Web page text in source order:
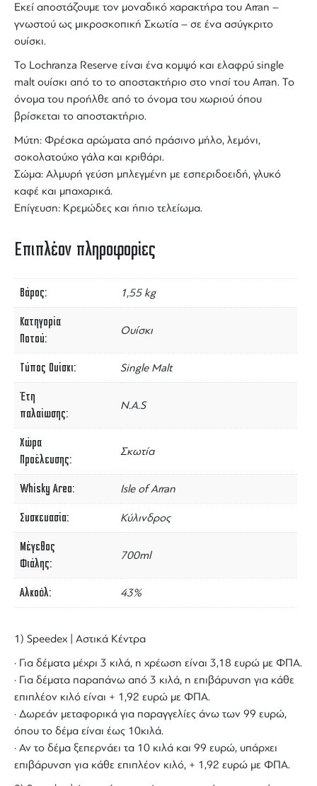
Εκεί αποστάζουμε τον μοναδικό χαρακτήρα του Arran –
γνωστού ως μικροσκοπική Σκωτία – σε ένα ασύγκριτο
ουίσκι.
To Lochranza Reserve είναι ένα κομψό και ελαφρύ single
malt ουίσκι από το το αποστακτήριο στο νησί του Arran. Το
όνομα του προήλθε από το όνομα του χωριού όπου
βρίσκεται το αποστακτήριο.
Μύτη: Φρέσκα αρώματα από πράσινο μήλο, λεμόνι,
σοκολατούχο γάλα και κριθάρι.
Σώμα: Αλμυρή γεύση μπλεγμένη με εσπεριδοειδή, γλυκό
καφέ και μπαχαρικά.
Επίγευση: Κρεμώδες και ήπιο τελείωμα.
Επιπλέον πληροφορίες
Βάρος 1,55 kg
Κατηγορία
Ποτού
Ουίσκι
Τύπος Ουίσκι Single Malt
Έτη
παλαίωσης
N.A.S
Χώρα
Προέλευσης
Σκωτία
Whisky Area Isle of Arran
Συσκευασία Κύλινδρος
Μέγεθος
Φιάλης
700ml
Αλκοόλ 43%
1) Speedex | Αστικά Κέντρα
· Για δέματα μέχρι 3 κιλά, η χρέωση είναι 3,18 ευρώ με ΦΠΑ.
· Για δέματα παραπάνω από 3 κιλά, η επιβάρυνση για κάθε
επιπλέον κιλό είναι + 1,92 ευρώ με ΦΠΑ.
· Δωρεάν μεταφορικά για παραγγελίες άνω των 99 ευρώ,
όπου το δέμα είναι έως 10κιλά.
· Αν το δέμα ξεπερνάει τα 10 κιλά και 99 ευρώ, υπάρχει
επιβάρυνση για κάθε επιπλέον κιλό, + 1,92 ευρώ με ΦΠΑ.